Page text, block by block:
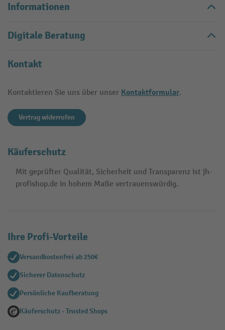
Informationen
Digitale Beratung
Kontakt
Kontaktieren Sie uns über unser Kontaktformular.
Vertrag widerrufen
Käuferschutz
Mit geprüfter Qualität, Sicherheit und Transparenz ist jh-
profishop.de in hohem Maße vertrauenswürdig.
Ihre Profi-Vorteile
Versandkostenfrei ab 250€
Sicherer Datenschutz
Persönliche Kaufberatung
Käuferschutz - Trusted Shops